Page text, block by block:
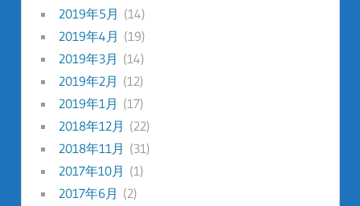
2019年5月 (14)
2019年4月 (19)
2019年3月 (14)
2019年2月 (12)
2019年1月 (17)
2018年12月 (22)
2018年11月 (31)
2017年10月 (1)
2017年6月 (2)